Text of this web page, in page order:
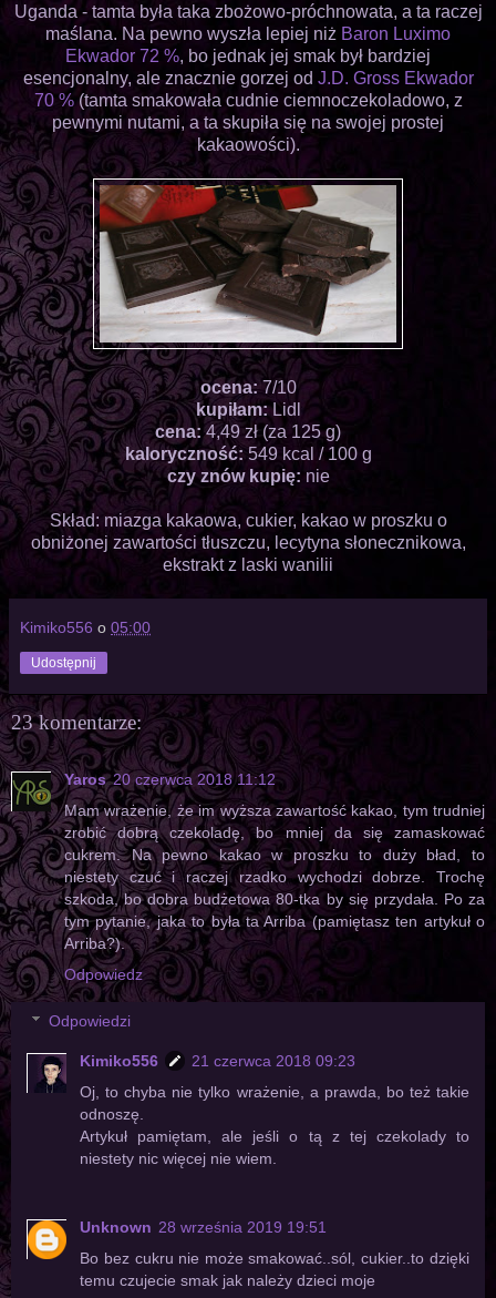
Uganda - tamta była taka zbożowo-próchnowata, a ta raczej
maślana. Na pewno wyszła lepiej niż Baron Luximo
Ekwador 72 %, bo jednak jej smak był bardziej
esencjonalny, ale znacznie gorzej od J.D. Gross Ekwador
70 %(tamta smakowała cudnie ciemnoczekoladowo, z
pewnymi nutami, a ta skupiła się na swojej prostej
kakaowości).
ocena:7/10
kupiłam:Lidl
cena:4,49 zł (za 125 g)
kaloryczność: 549 kcal / 100 g
czy znów kupię: nie
Skład: miazga kakaowa, cukier, kakao w proszku o
obniżonej zawartości tłuszczu, lecytyna słonecznikowa,
ekstrakt z laski wanilii
Kimiko556 o 05:00
Udostępnij
23 komentarze:
Yaros 20 czerwca 2018 11:12
Mam wrażenie, że im wyższa zawartość kakao, tym trudniej
zrobić dobrą czekoladę, bo mniej da się zamaskować
cukrem. Na pewno kakao w proszku to duży bład, to
niestety czuć i raczej rzadko wychodzi dobrze. Trochę
szkoda, bo dobra budżetowa 80-tka by się przydała. Po za
tym pytanie, jaka to była ta Arriba (pamiętasz ten artykuł o
Arriba?).
Odpowiedz
Odpowiedzi
Kimiko556
21 czerwca 2018 09:23
Oj, to chyba nie tylko wrażenie, a prawda, bo też takie
odnoszę.
Artykuł pamiętam, ale jeśli o tą z tej czekolady to
niestety nic więcej nie wiem.
Unknown 28 września 2019 19:51
Bo bez cukru nie może smakować..sól, cukier..to dzięki
temu czujecie smak jak należy dzieci moje